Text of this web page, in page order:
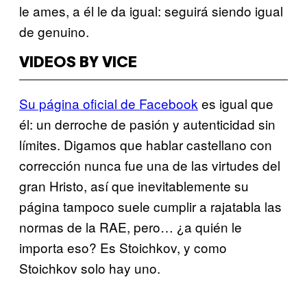
le ames, a él le da igual: seguirá siendo igual
de genuino.
VIDEOS BY VICE
Su página oficial de Facebook es igual que
él: un derroche de pasión y autenticidad sin
límites. Digamos que hablar castellano con
corrección nunca fue una de las virtudes del
gran Hristo, así que inevitablemente su
página tampoco suele cumplir a rajatabla las
normas de la RAE, pero… ¿a quién le
importa eso? Es Stoichkov, y como
Stoichkov solo hay uno.